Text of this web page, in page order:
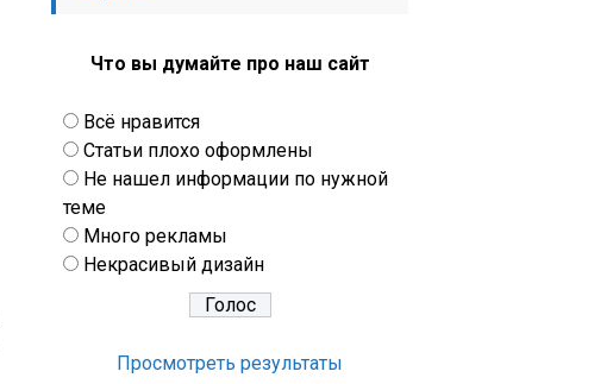
Что вы думайте про наш сайт
Всё нравится
Статьи плохо оформлены
Не нашел информации по нужной
теме
Много рекламы
Некрасивый дизайн
Просмотреть результаты